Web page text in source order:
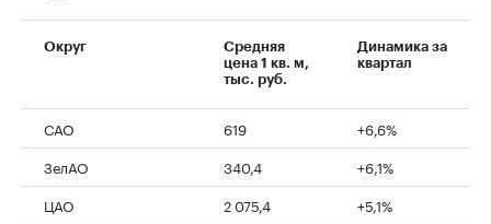
Округ
Средняя
цена 1 кв. м,
тыс. руб.
Динамика за
квартал
САО 619
+6,6%
ЗелАО
340,4
+6,1%
ЦАО
2 075,4
+5,1%